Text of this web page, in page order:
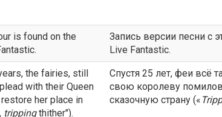
is found on the
Запись версии песни с
Live Fantastic.
the fairies, still
with their Queen
her place in
trippingthither").
Спустя 25 лет, феи всё
свою королеву
сказочную страну («